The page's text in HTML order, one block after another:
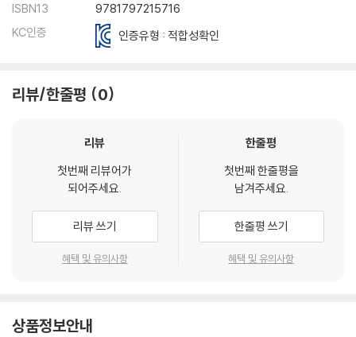
ISBN13
9781797215716
KC인증
인증유형 : 적합성확인
리뷰/한줄평 0
리뷰
첫번째 리뷰어가
되어주세요.
리뷰 쓰기
혜택 및 유의사항
한줄평
첫번째 한줄평을
남겨주세요.
한줄평 쓰기
혜택 및 유의사항
상품정보안내